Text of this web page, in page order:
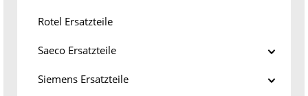
Rotel Ersatzteile
Saeco Ersatzteile
Siemens Ersatzteile